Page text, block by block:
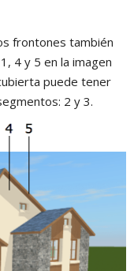
frontones también
4 y 5 en la imagen
puede tener
2 y 3.